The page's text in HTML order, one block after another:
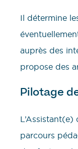
Il détermine
auprès des
propose des
Pilotage
parcours